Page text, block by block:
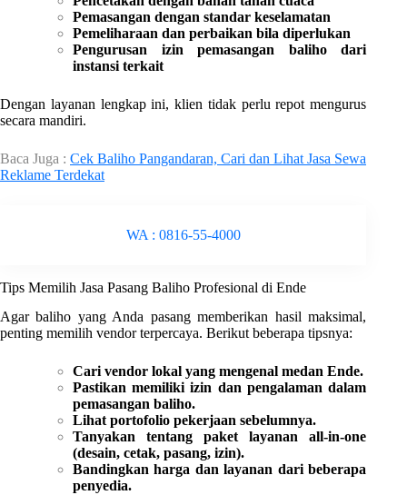
Pemasangan dengan standar keselamatan
Pemeliharaan dan perbaikan bila diperlukan
Pengurusan izin pemasangan baliho dari
instansi terkait
Dengan layanan lengkap ini, klien tidak perlu repot mengurus
secara mandiri.
Baca Juga : Cek Baliho Pangandaran, Cari dan Lihat Jasa Sewa
Reklame Terdekat
WA : 0816-55-4000
Tips Memilih Jasa Pasang Baliho Profesional di Ende
Agar baliho yang Anda pasang memberikan hasil maksimal,
penting memilih vendor terpercaya. Berikut beberapa tipsnya:
Cari vendor lokal yang mengenal medan Ende.
Pastikan memiliki izin dan pengalaman dalam
pemasangan baliho.
Lihat portofolio pekerjaan sebelumnya.
Tanyakan tentang paket layanan all-in-one
(desain, cetak, pasang, izin).
Bandingkan harga dan layanan dari beberapa
penyedia.